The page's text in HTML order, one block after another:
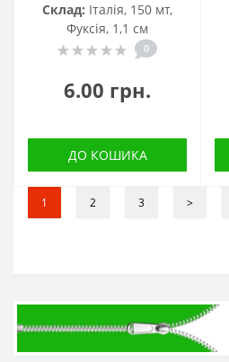
Склад: Італія, 150 мт,
Фуксія, 1,1 см
0
6.00 грн.
ДО КОШИКА
1 2 3 >